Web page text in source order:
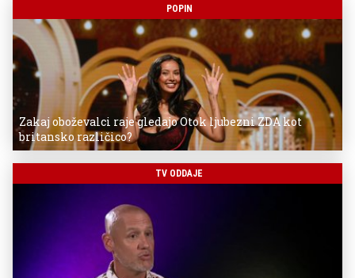
POPIN
Zakaj oboževalci raje gledajo Otok ljubezni ZDA kot
britansko različico?
TV ODDAJE